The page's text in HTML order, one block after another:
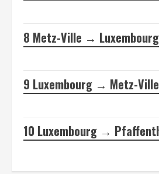
8 Metz-Ville → Luxembourg
9 Luxembourg → Metz-Ville
10 Luxembourg →